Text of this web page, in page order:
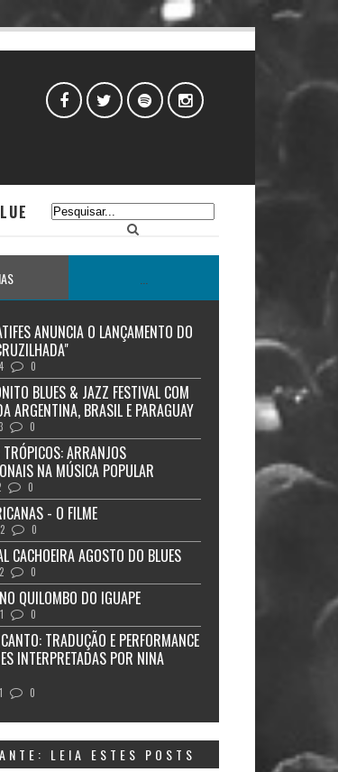
ANUNCIA O LANÇAMENTO DO
0
BLUES & JAZZ FESTIVAL COM
ARGENTINA, BRASIL E PARAGUAY
0
ARRANJOS
NA MÚSICA POPULAR
0
- O FILME
0
CACHOEIRA AGOSTO DO BLUES
0
QUILOMBO DO IGUAPE
0
TRADUÇÃO E PERFORMANCE
INTERPRETADAS POR NINA
0
LEIA ESTES POSTS